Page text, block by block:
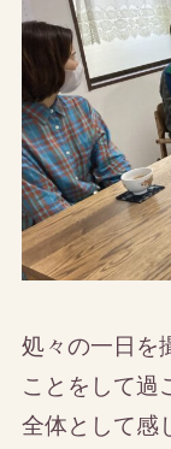
処々の一日を
ことをして過
全体として感